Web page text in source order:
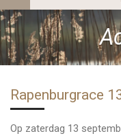
Rapenburgrace
Op zaterdag 13